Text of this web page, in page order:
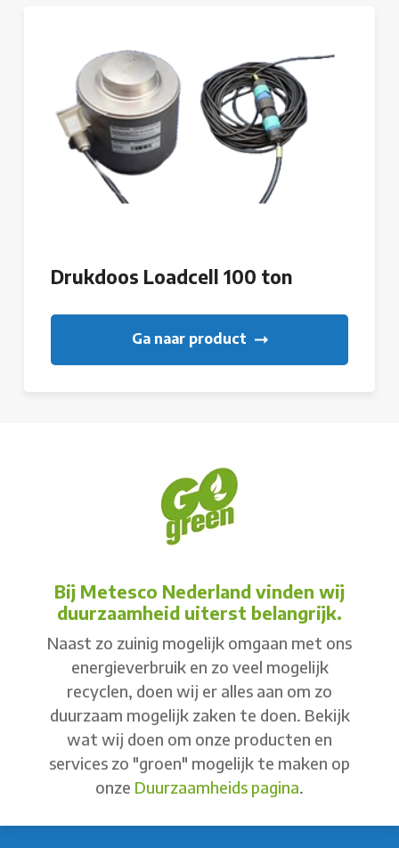
Drukdoos Loadcell 100 ton
Ga naar product
Bij Metesco Nederland vinden wij
duurzaamheid uiterst belangrijk.
Naast zo zuinig mogelijk omgaan met ons
energieverbruik en zo veel mogelijk
recyclen, doen wij er alles aan om zo
duurzaam mogelijk zaken te doen. Bekijk
wat wij doen om onze producten en
services zo "groen" mogelijk te maken op
onze Duurzaamheids pagina.